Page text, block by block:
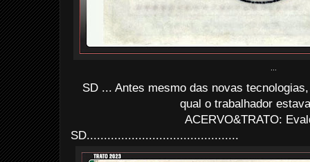
SD ... Antes mesmo das novas
qual o trabalhador
ACERVO&TRATO:
SD............................................